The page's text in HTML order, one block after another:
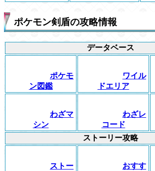
ポケモン剣盾の攻略情報
データベース
ポケモ
ン図鑑
ワイル
ドエリア
わざマ
シン
わざレ
コード
ストーリー攻略
ストー
おすす